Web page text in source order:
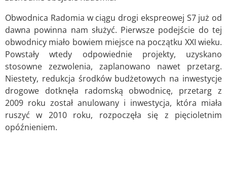
Obwodnica Radomia w ciągu drogi ekspreowej S7 już od
dawna powinna nam służyć. Pierwsze podejście do tej
obwodnicy miało bowiem miejsce na początku XXI wieku.
Powstały wtedy odpowiednie projekty, uzyskano
stosowne zezwolenia, zaplanowano nawet przetarg.
Niestety, redukcja środków budżetowych na inwestycje
drogowe dotknęła radomską obwodnicę, przetarg z
2009 roku został anulowany i inwestycja, która miała
ruszyć w 2010 roku, rozpoczęła się z pięcioletnim
opóźnieniem.